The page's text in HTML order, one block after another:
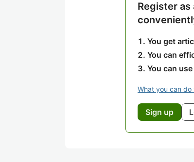
Register as
You get
You can
You can
What you can do
Sign up